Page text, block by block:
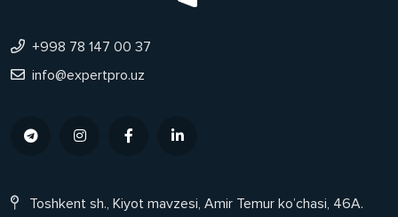
+998 78 147 00 37
info@expertpro.uz
Toshkent sh., Kiyot mavzesi, Amir Temur ko’chasi, 46A.